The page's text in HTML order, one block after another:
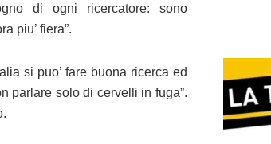
di ogni ricercatore: sono
piu’ fiera”.
si puo’ fare buona ricerca ed
parlare solo di cervelli in fuga”.